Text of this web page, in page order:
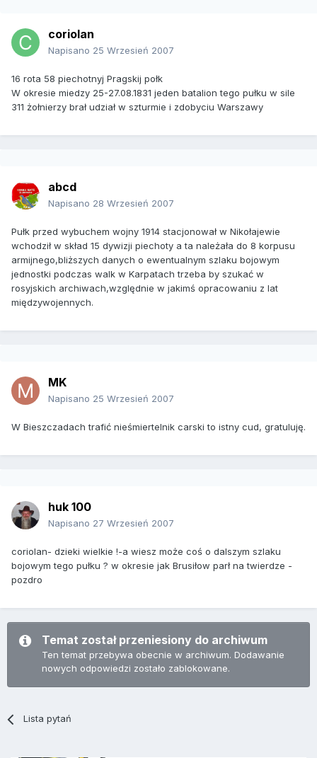
coriolan
Napisano 25 Wrzesień 2007
16 rota 58 piechotnyj Pragskij połk
W okresie miedzy 25-27.08.1831 jeden batalion tego pułku w sile
311 żołnierzy brał udział w szturmie i zdobyciu Warszawy
abcd
Napisano 28 Wrzesień 2007
Pułk przed wybuchem wojny 1914 stacjonował w Nikołajewie
wchodził w skład 15 dywizji piechoty a ta należała do 8 korpusu
armijnego,bliższych danych o ewentualnym szlaku bojowym
jednostki podczas walk w Karpatach trzeba by szukać w
rosyjskich archiwach,względnie w jakimś opracowaniu z lat
międzywojennych.
MK
Napisano 25 Wrzesień 2007
W Bieszczadach trafić nieśmiertelnik carski to istny cud, gratuluję.
huk 100
Napisano 27 Wrzesień 2007
coriolan- dzieki wielkie !-a wiesz może coś o dalszym szlaku
bojowym tego pułku ? w okresie jak Brusiłow parł na twierdze -
pozdro
Temat został przeniesiony do archiwum
Ten temat przebywa obecnie w archiwum. Dodawanie
nowych odpowiedzi zostało zablokowane.
Lista pytań